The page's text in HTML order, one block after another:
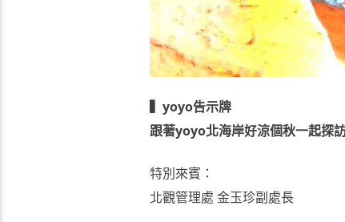
▍yoyo告示牌
跟著yoyo北海岸好涼個秋一起探
特別來賓：
北觀管理處 金玉珍副處長